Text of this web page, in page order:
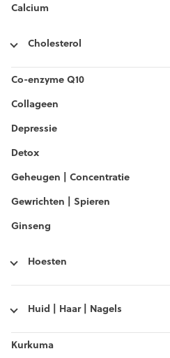
Calcium
Cholesterol
Co-enzyme Q10
Collageen
Depressie
Detox
Geheugen | Concentratie
Gewrichten | Spieren
Ginseng
Hoesten
Huid | Haar | Nagels
Kurkuma